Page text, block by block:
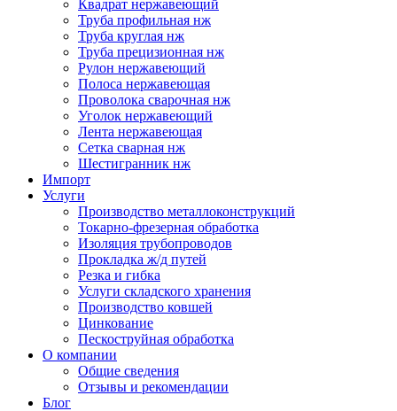
Квадрат нержавеющий
Труба профильная нж
Труба круглая нж
Труба прецизионная нж
Рулон нержавеющий
Полоса нержавеющая
Проволока сварочная нж
Уголок нержавеющий
Лента нержавеющая
Сетка сварная нж
Шестигранник нж
Импорт
Услуги
Производство металлоконструкций
Токарно-фрезерная обработка
Изоляция трубопроводов
Прокладка ж/д путей
Резка и гибка
Услуги складского хранения
Производство ковшей
Цинкование
Пескоструйная обработка
О компании
Общие сведения
Отзывы и рекомендации
Блог